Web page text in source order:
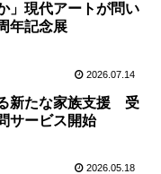
」現代アートが問い
年記念展
2026.07.14
新たな家族支援 受
サービス開始
2026.05.18